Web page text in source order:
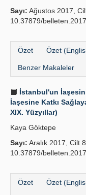
Sayı: Ağustos 2017,
10.37879/
Özet Özet
Benzer Makaleler
İstanbul'un
İaşesine Katkı
XIX. Yüzyıllar)
Kaya Göktepe
Sayı: Aralık 2017, Cilt
10.37879/
Özet Özet